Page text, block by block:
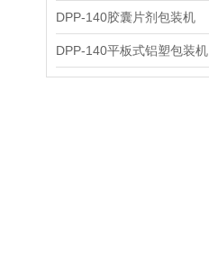
DPP-140胶囊片剂包装机
DPP-140平板式铝塑包装机